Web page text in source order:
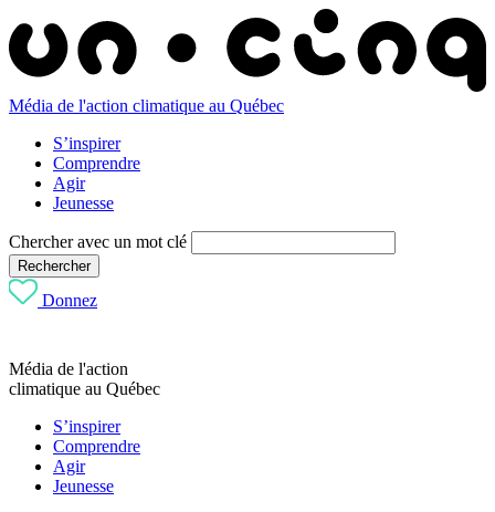
Média de l'action climatique au Québec
S’inspirer
Comprendre
Agir
Jeunesse
Chercher avec un mot clé
Rechercher
Donnez
Média de l'action
climatique au Québec
S’inspirer
Comprendre
Agir
Jeunesse